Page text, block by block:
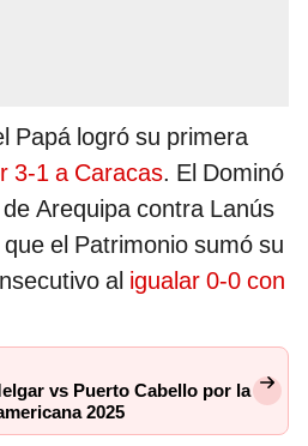
Papá logró su primera
3-1 a Caracas. El Dominó
Arequipa contra Lanús
el Patrimonio sumó su
al igualar 0-0 con
vs Puerto Cabello por la
2025